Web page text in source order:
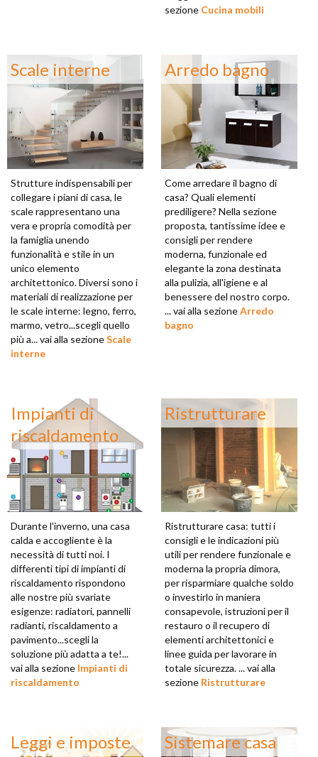
sezione Cucina mobili
Scale interne
Strutture indispensabili per
collegare i piani di casa, le
scale rappresentano una
vera e propria comodità per
la famiglia unendo
funzionalità e stile in un
unico elemento
architettonico. Diversi sono i
materiali di realizzazione per
le scale interne: legno, ferro,
marmo, vetro...scegli quello
più a... vai alla sezioneScale
interne
Arredo bagno
Come arredare il bagno di
casa? Quali elementi
prediligere? Nella sezione
proposta, tantissime idee e
consigli per rendere
moderna, funzionale ed
elegante la zona destinata
alla pulizia, all'igiene e al
benessere del nostro corpo.
... vai alla sezioneArredo
bagno
Impianti di
riscaldamento
Durante l'inverno, una casa
calda e accogliente è la
necessità di tutti noi. I
differenti tipi di impianti di
riscaldamento rispondono
alle nostre più svariate
esigenze: radiatori, pannelli
radianti, riscaldamento a
pavimento...scegli la
soluzione più adatta a te!...
vai alla sezione Impianti di
riscaldamento
Ristrutturare
Ristrutturare casa: tutti i
consigli e le indicazioni più
utili per rendere funzionale e
moderna la propria dimora,
per risparmiare qualche soldo
o investirlo in maniera
consapevole, istruzioni per il
restauro o il recupero di
elementi architettonici e
linee guida per lavorare in
totale sicurezza. ... vai alla
sezione Ristrutturare
Leggi e imposte Sistemare casa